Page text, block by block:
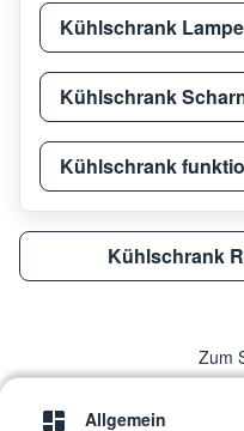
Bosch
Bosch
Kühlschrank
Kühlschrank
Kühlschrank
Kühlschrank
Zum
Allgemein